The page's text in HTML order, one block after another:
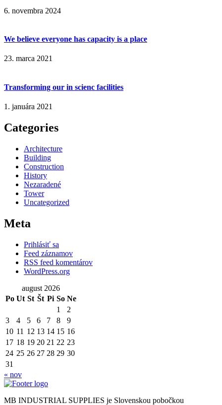
6. novembra 2024
We believe everyone has capacity is a place
23. marca 2021
Transforming our in scienc facilities
1. januára 2021
Categories
Architecture
Building
Construction
History
Nezaradené
Tower
Uncategorized
Meta
Prihlásiť sa
Feed záznamov
RSS feed komentárov
WordPress.org
august 2026
Po Ut St Št Pi So Ne
1
2
3
4 5 6 7 8
9
10 11 12 13 14 15 16
17 18 19 20 21 22 23
24 25 26 27 28 29 30
31
« nov
MB INDUSTRIAL SUPPLIES je Slovenskou pobočkou